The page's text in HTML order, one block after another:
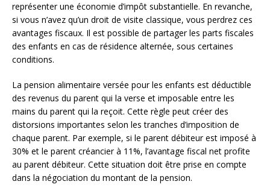
représenter une économie d’impôt substantielle. En revanche,
si vous n’avez qu’un droit de visite classique, vous perdrez ces
avantages fiscaux. Il est possible de partager les parts fiscales
des enfants en cas de résidence alternée, sous certaines
conditions.
La pension alimentaire versée pour les enfants est déductible
des revenus du parent qui la verse et imposable entre les
mains du parent qui la reçoit. Cette règle peut créer des
distorsions importantes selon les tranches d’imposition de
chaque parent. Par exemple, si le parent débiteur est imposé à
30% et le parent créancier à 11%, l’avantage fiscal net profite
au parent débiteur. Cette situation doit être prise en compte
dans la négociation du montant de la pension.